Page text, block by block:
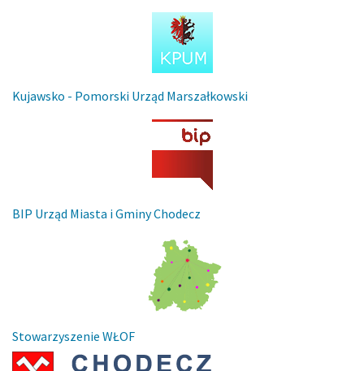
Kujawsko - Pomorski Urząd Marszałkowski
BIP Urząd Miasta i Gminy Chodecz
Stowarzyszenie WŁOF